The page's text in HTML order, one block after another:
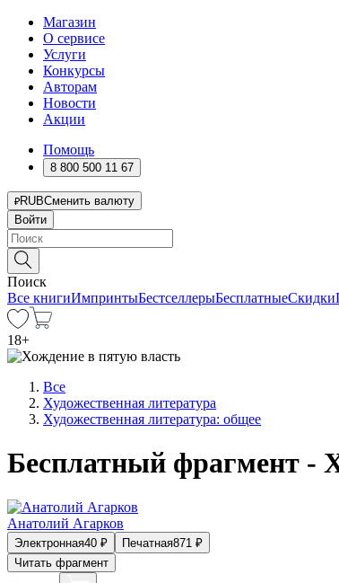
Магазин
О сервисе
Услуги
Конкурсы
Авторам
Новости
Акции
Помощь
8 800 500 11 67
RUBСменить валюту
Войти
Поиск
Все книгиИмпринтыБестселлерыБесплатныеСкидки
18+
Все
Художественная литература
Художественная литература: общее
Бесплатный фрагмент -
Анатолий Агарков
Электронная40 ₽ Печатная871 ₽
Читать фрагмент